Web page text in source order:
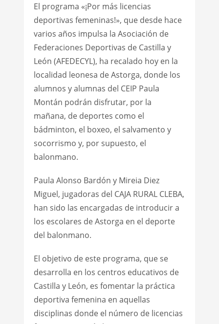
El programa «¡Por más licencias
deportivas femeninas!», que desde hace
varios años impulsa la Asociación de
Federaciones Deportivas de Castilla y
León (AFEDECYL), ha recalado hoy en la
localidad leonesa de Astorga, donde los
alumnos y alumnas del CEIP Paula
Montán podrán disfrutar, por la
mañana, de deportes como el
bádminton, el boxeo, el salvamento y
socorrismo y, por supuesto, el
balonmano.
Paula Alonso Bardón y Mireia Diez
Miguel, jugadoras del CAJA RURAL CLEBA,
han sido las encargadas de introducir a
los escolares de Astorga en el deporte
del balonmano.
El objetivo de este programa, que se
desarrolla en los centros educativos de
Castilla y León, es fomentar la práctica
deportiva femenina en aquellas
disciplinas donde el número de licencias